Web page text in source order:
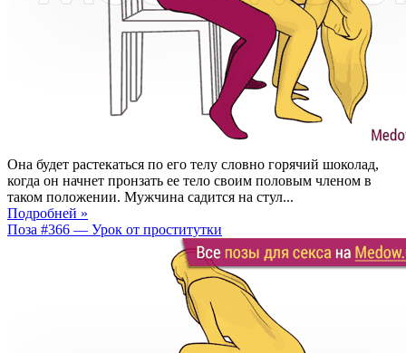
Она будет растекаться по его телу словно горячий шоколад,
когда он начнет пронзать ее тело своим половым членом в
таком положении. Мужчина садится на стул...
Подробней »
Поза #366 — Урок от проститутки